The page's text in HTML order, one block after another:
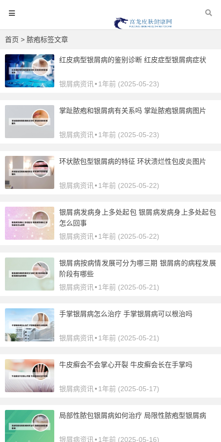
首页 > 脓疱标签文章
红皮病型银屑病的鉴别诊断 红皮症型银屑病症状
银屑病资讯 •1年前 (2025-05-23)
掌趾脓疱和银屑病有关系吗 掌趾脓疱银屑病图片
银屑病资讯 •1年前 (2025-05-23)
环状脓包型银屑病的特征 环状溃烂性包皮炎图片
银屑病资讯 •1年前 (2025-05-22)
银屑病发病身上多处起包 银屑病发病身上多处起包
怎么回事
银屑病资讯 •1年前 (2025-05-22)
银屑病按病情发展可分为哪三期 银屑病的病程发展
阶段有哪些
银屑病资讯 •1年前 (2025-05-21)
手掌银屑病怎么治疗 手掌银屑病可以根治吗
银屑病资讯 •1年前 (2025-05-21)
牛皮癣会不会掌心开裂 牛皮癣会长在手掌吗
银屑病资讯 •1年前 (2025-05-17)
局部性脓包银屑病如何治疗 局限性脓疱型银屑病
银屑病资讯 •1年前 (2025-05-16)